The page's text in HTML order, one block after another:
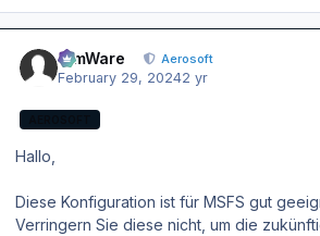
SimWare Aerosoft
February 29, 20242 yr
Hallo,
Diese Konfiguration ist für MSFS gut
Verringern Sie diese nicht, um die